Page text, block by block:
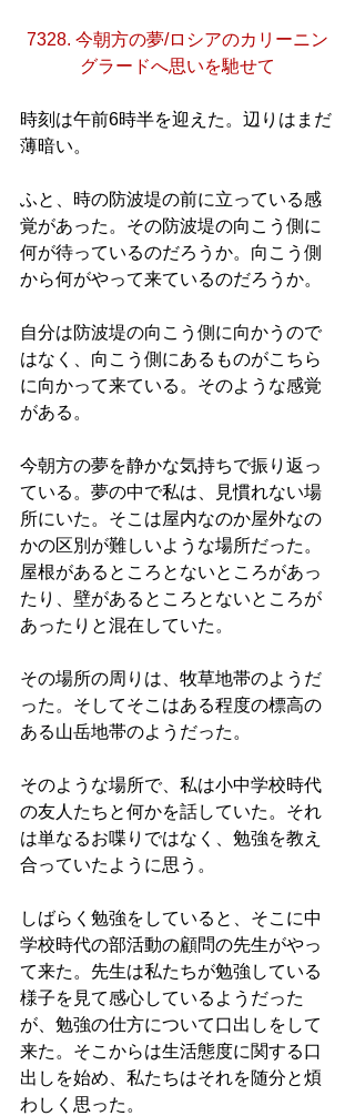
7328. 今朝方の夢/ロシアのカリーニン
グラードへ思いを馳せて
時刻は午前6時半を迎えた。辺りはまだ
薄暗い。
ふと、時の防波堤の前に立っている感
覚があった。その防波堤の向こう側に
何が待っているのだろうか。向こう側
から何がやって来ているのだろうか。
自分は防波堤の向こう側に向かうので
はなく、向こう側にあるものがこちら
に向かって来ている。そのような感覚
がある。
今朝方の夢を静かな気持ちで振り返っ
ている。夢の中で私は、見慣れない場
所にいた。そこは屋内なのか屋外なの
かの区別が難しいような場所だった。
屋根があるところとないところがあっ
たり、壁があるところとないところが
あったりと混在していた。
その場所の周りは、牧草地帯のようだ
った。そしてそこはある程度の標高の
ある山岳地帯のようだった。
そのような場所で、私は小中学校時代
の友人たちと何かを話していた。それ
は単なるお喋りではなく、勉強を教え
合っていたように思う。
しばらく勉強をしていると、そこに中
学校時代の部活動の顧問の先生がやっ
て来た。先生は私たちが勉強している
様子を見て感心しているようだった
が、勉強の仕方について口出しをして
来た。そこからは生活態度に関する口
出しを始め、私たちはそれを随分と煩
わしく思った。